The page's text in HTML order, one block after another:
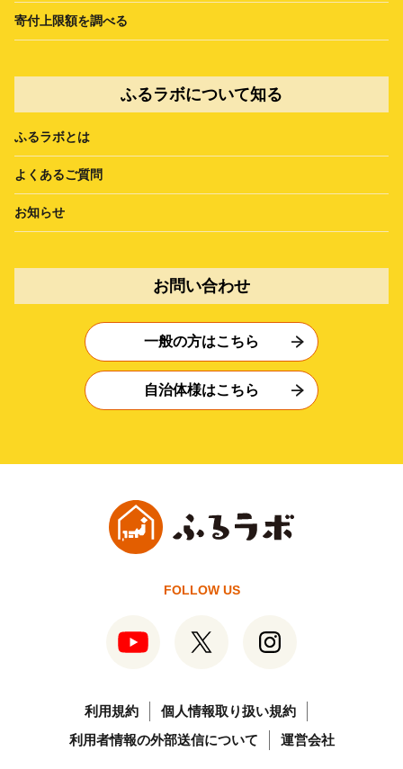
寄付上限額を調べる
ふるラボについて知る
ふるラボとは
よくあるご質問
お知らせ
お問い合わせ
一般の方はこちら
自治体様はこちら
FOLLOW US
利用規約
個人情報取り扱い規約
利用者情報の外部送信について
運営会社